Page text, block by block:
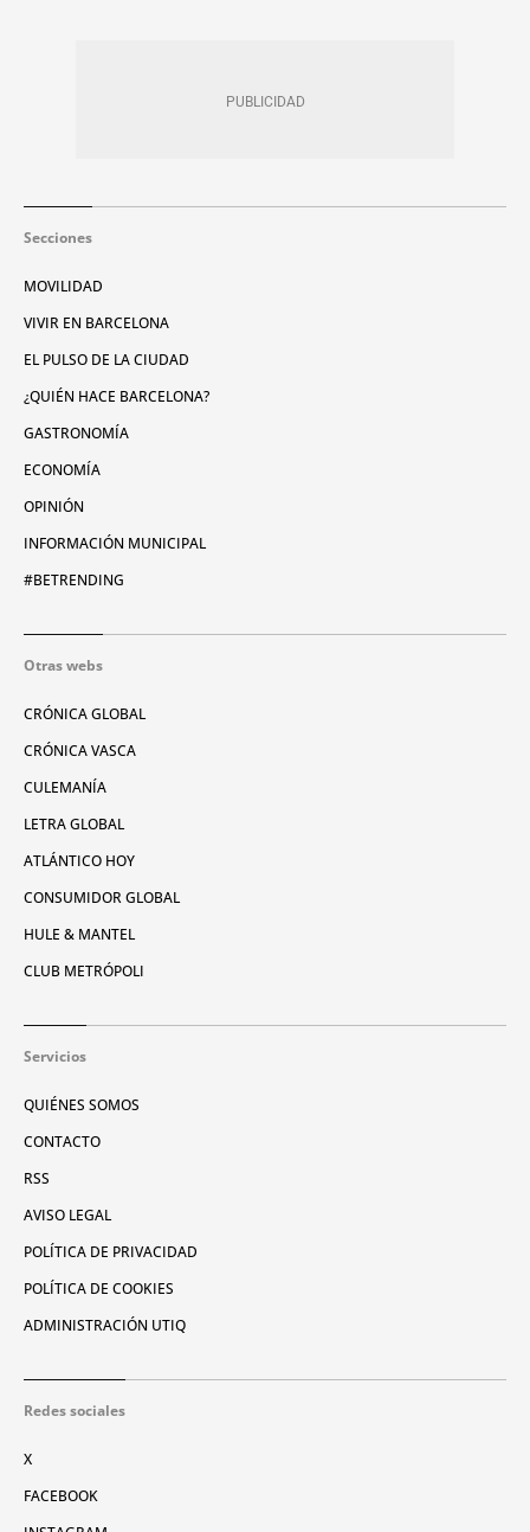
Secciones
MOVILIDAD
VIVIR EN BARCELONA
EL PULSO DE LA CIUDAD
¿QUIÉN HACE BARCELONA?
GASTRONOMÍA
ECONOMÍA
OPINIÓN
INFORMACIÓN MUNICIPAL
#BETRENDING
Otras webs
CRÓNICA GLOBAL
CRÓNICA VASCA
CULEMANÍA
LETRA GLOBAL
ATLÁNTICO HOY
CONSUMIDOR GLOBAL
HULE & MANTEL
CLUB METRÓPOLI
Servicios
QUIÉNES SOMOS
CONTACTO
RSS
AVISO LEGAL
POLÍTICA DE PRIVACIDAD
POLÍTICA DE COOKIES
ADMINISTRACIÓN UTIQ
Redes sociales
X
FACEBOOK